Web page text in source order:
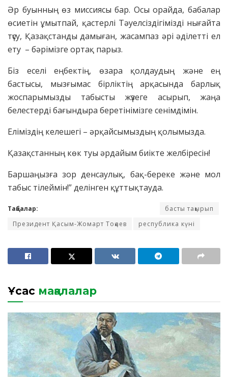
Әр буынның өз миссиясы бар. Осы орайда, бабалар
өсиетін ұмытпай, қастерлі Тәуелсіздігімізді нығайта
түсу, Қазақстанды дамыған, жасампаз әрі әділетті ел
ету – бәрімізге ортақ парыз.
Біз еселі еңбектің, өзара қолдаудың және ең
бастысы, мызғымас бірліктің арқасында барлық
жоспарымызды табысты жүзеге асырып, жаңа
белестерді бағындыра беретінімізге сенімдімін.
Еліміздің келешегі – әрқайсымыздың қолымызда.
Қазақстанның көк туы әрдайым биікте желбіресін!
Баршаңызға зор денсаулық, бақ-береке және мол
табыс тілеймін!” делінген құттықтауда.
Таңбалар:
басты тақырып
Президент Қасым-Жомарт Тоқаев
республика күні
Ұқсас мақалалар